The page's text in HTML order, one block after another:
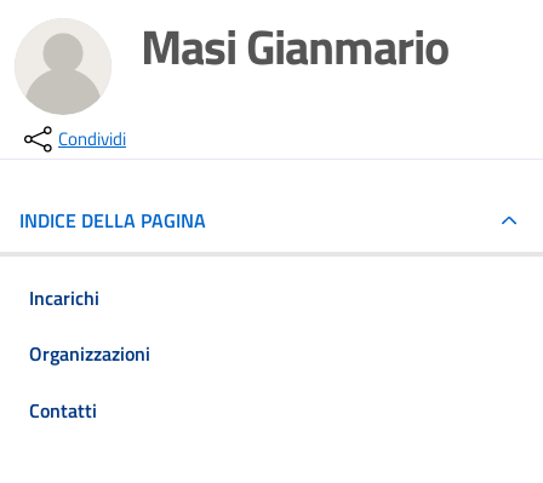
Masi Gianmario
Condividi
INDICE DELLA PAGINA
Incarichi
Organizzazioni
Contatti